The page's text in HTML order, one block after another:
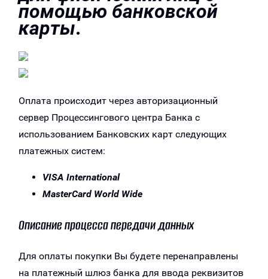
помощью банковской
карты.
Оплата происходит через авторизационный
сервер Процессингового центра Банка с
использованием Банковских карт следующих
платежных систем:
VISA International
MasterCard World Wide
Описание процесса передачи данных
Для оплаты покупки Вы будете перенаправлены
на платежный шлюз банка для ввода реквизитов